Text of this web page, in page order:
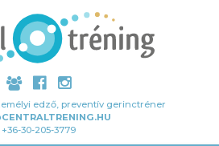
edző, preventív gerinctréner
+36-30-205-3779